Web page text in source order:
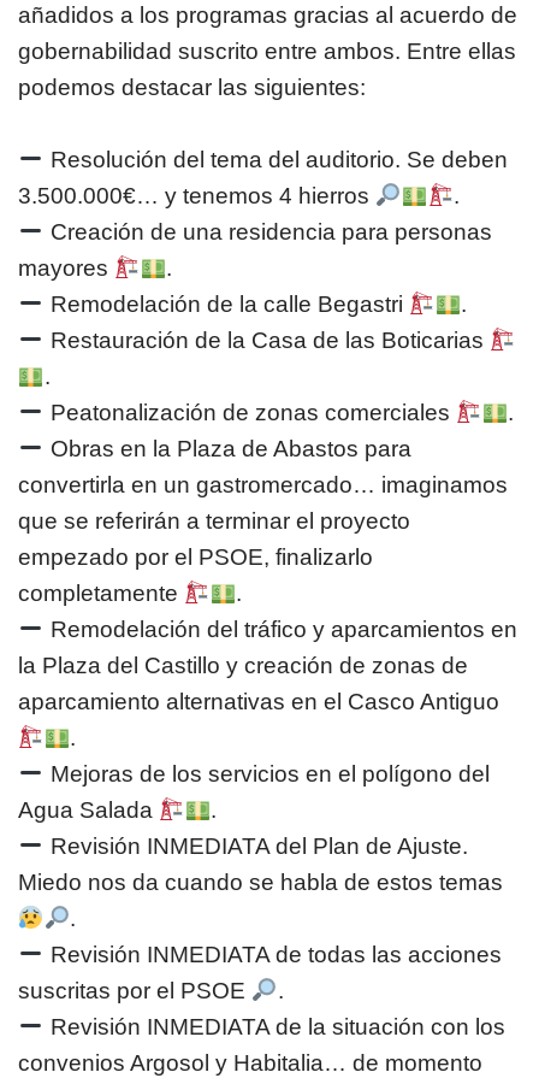
añadidos a los programas gracias al acuerdo de
gobernabilidad suscrito entre ambos. Entre ellas
podemos destacar las siguientes:
Resolución del tema del auditorio. Se deben
3.500.000€… y tenemos 4 hierros
.
Creación de una residencia para personas
mayores
.
Remodelación de la calle Begastri
.
Restauración de la Casa de las Boticarias
.
Peatonalización de zonas comerciales
.
Obras en la Plaza de Abastos para
convertirla en un gastromercado… imaginamos
que se referirán a terminar el proyecto
empezado por el PSOE, finalizarlo
completamente
.
Remodelación del tráfico y aparcamientos en
la Plaza del Castillo y creación de zonas de
aparcamiento alternativas en el Casco Antiguo
.
Mejoras de los servicios en el polígono del
Agua Salada
.
Revisión INMEDIATA del Plan de Ajuste.
Miedo nos da cuando se habla de estos temas
.
Revisión INMEDIATA de todas las acciones
suscritas por el PSOE
.
Revisión INMEDIATA de la situación con los
convenios Argosol y Habitalia… de momento